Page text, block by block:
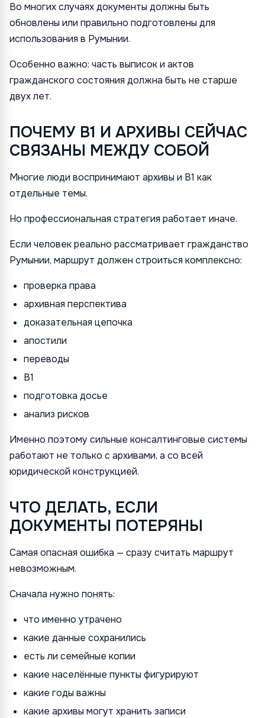
Во многих случаях документы должны быть
обновлены или правильно подготовлены для
использования в Румынии.
Особенно важно: часть выписок и актов
гражданского состояния должна быть не старше
двух лет.
ПОЧЕМУ B1 И АРХИВЫ СЕЙЧАС
СВЯЗАНЫ МЕЖДУ СОБОЙ
Многие люди воспринимают архивы и B1 как
отдельные темы.
Но профессиональная стратегия работает иначе.
Если человек реально рассматривает гражданство
Румынии, маршрут должен строиться комплексно:
проверка права
архивная перспектива
доказательная цепочка
апостили
переводы
B1
подготовка досье
анализ рисков
Именно поэтому сильные консалтинговые системы
работают не только с архивами, а со всей
юридической конструкцией.
ЧТО ДЕЛАТЬ, ЕСЛИ
ДОКУМЕНТЫ ПОТЕРЯНЫ
Самая опасная ошибка — сразу считать маршрут
невозможным.
Сначала нужно понять:
что именно утрачено
какие данные сохранились
есть ли семейные копии
какие населённые пункты фигурируют
какие годы важны
какие архивы могут хранить записи